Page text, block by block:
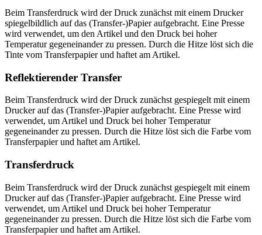
Beim Transferdruck wird der Druck zunächst mit einem Drucker
spiegelbildlich auf das (Transfer-)Papier aufgebracht. Eine Presse
wird verwendet, um den Artikel und den Druck bei hoher
Temperatur gegeneinander zu pressen. Durch die Hitze löst sich die
Tinte vom Transferpapier und haftet am Artikel.
Reflektierender Transfer
Beim Transferdruck wird der Druck zunächst gespiegelt mit einem
Drucker auf das (Transfer-)Papier aufgebracht. Eine Presse wird
verwendet, um Artikel und Druck bei hoher Temperatur
gegeneinander zu pressen. Durch die Hitze löst sich die Farbe vom
Transferpapier und haftet am Artikel.
Transferdruck
Beim Transferdruck wird der Druck zunächst gespiegelt mit einem
Drucker auf das (Transfer-)Papier aufgebracht. Eine Presse wird
verwendet, um Artikel und Druck bei hoher Temperatur
gegeneinander zu pressen. Durch die Hitze löst sich die Farbe vom
Transferpapier und haftet am Artikel.